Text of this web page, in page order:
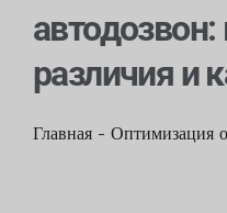
различия и
Главная - Оптимизация